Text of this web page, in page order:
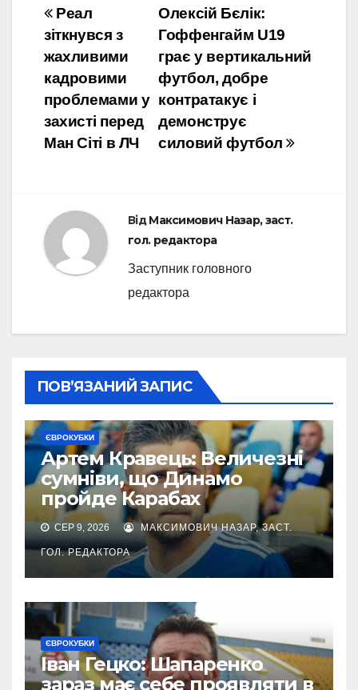
Навігація
записів
Олексій Бєлік:
Гоффенгайм U19
грає у вертикальний
футбол, добре
контратакує і
демонструє
силовий футбол
Реал
зіткнувся з
жахливими
кадровими
проблемами у
захисті перед
Ман Сіті в ЛЧ
ВідМаксимович Назар, заст.
гол. редактора
Заступник головного
редактора
ПОВ’ЯЗАНИЙ ЗАПИС
ЄВРОКУБКИ
Артем Кравець: Величезні
сумніви, що Динамо
пройде Карабах
СЕР 9, 2026 МАКСИМОВИЧ НАЗАР, ЗАСТ.
ГОЛ. РЕДАКТОРА
ЄВРОКУБКИ
Іван Гецко: Шапаренко
зараз має себе проявляти в